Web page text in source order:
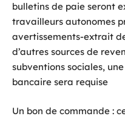
bulletins de paie seront
travailleurs autonomes
avertissements-extrait
d’autres sources de
subventions sociales,
bancaire sera requise
Un bon de commande :